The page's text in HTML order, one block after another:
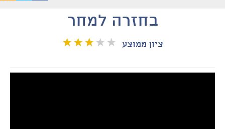
בחזרה למחר
ציון ממוצע